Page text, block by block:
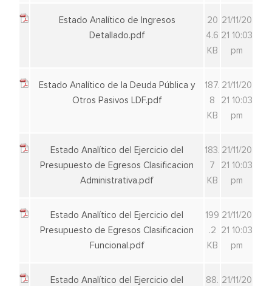
Estado Analítico de Ingresos
Detallado.pdf
20
4.6
KB
21/11/20
21 10:03
pm
Estado Analítico de la Deuda Pública y
Otros Pasivos LDF.pdf
187.
8
KB
21/11/20
21 10:03
pm
Estado Analítico del Ejercicio del
Presupuesto de Egresos Clasificacion
Administrativa.pdf
183.
7
KB
21/11/20
21 10:03
pm
Estado Analítico del Ejercicio del
Presupuesto de Egresos Clasificacion
Funcional.pdf
199
.2
KB
21/11/20
21 10:03
pm
Estado Analítico del Ejercicio del
88. 21/11/20